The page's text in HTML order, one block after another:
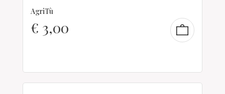
AgriTù
€ 3,00